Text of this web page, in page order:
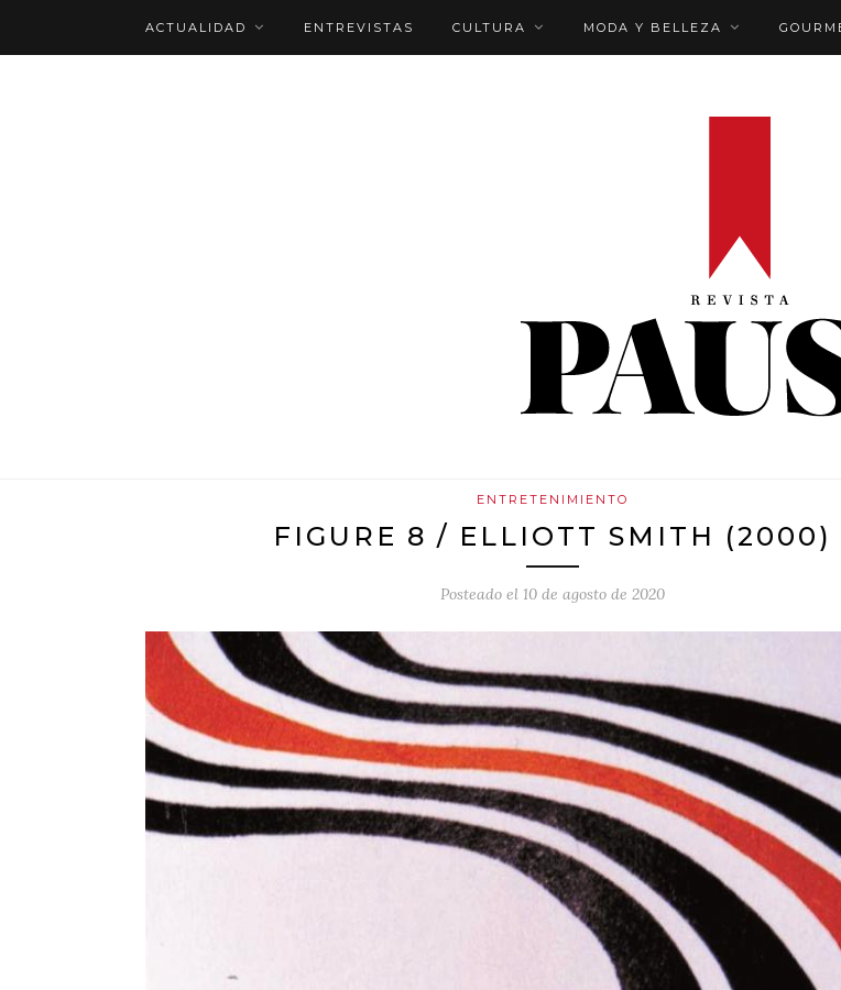
ACTUALIDAD ENTREVISTAS CULTURA MODA Y BELLEZA
ENTRETENIMIENTO
FIGURE 8 / ELLIOTT SMITH (2000)
Posteado el 10 de agosto de 2020